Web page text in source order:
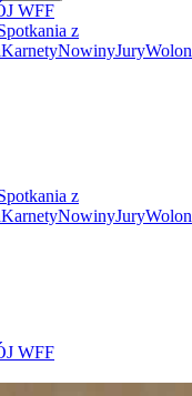
WFF
z
KarnetyNowinyJury
z
KarnetyNowinyJury
WFF